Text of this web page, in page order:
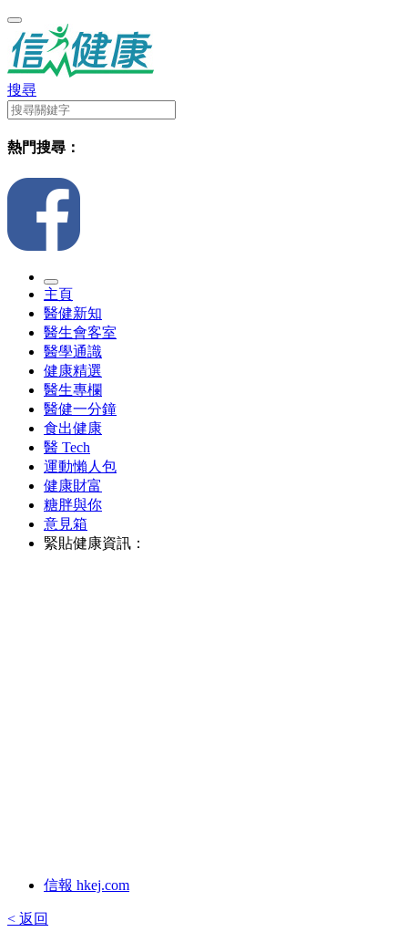
搜尋
熱門搜尋：
主頁
醫健新知
醫生會客室
醫學通識
健康精選
醫生專欄
醫健一分鐘
食出健康
醫 Tech
運動懶人包
健康財富
糖胖與你
意見箱
緊貼健康資訊：
信報 hkej.com
< 返回